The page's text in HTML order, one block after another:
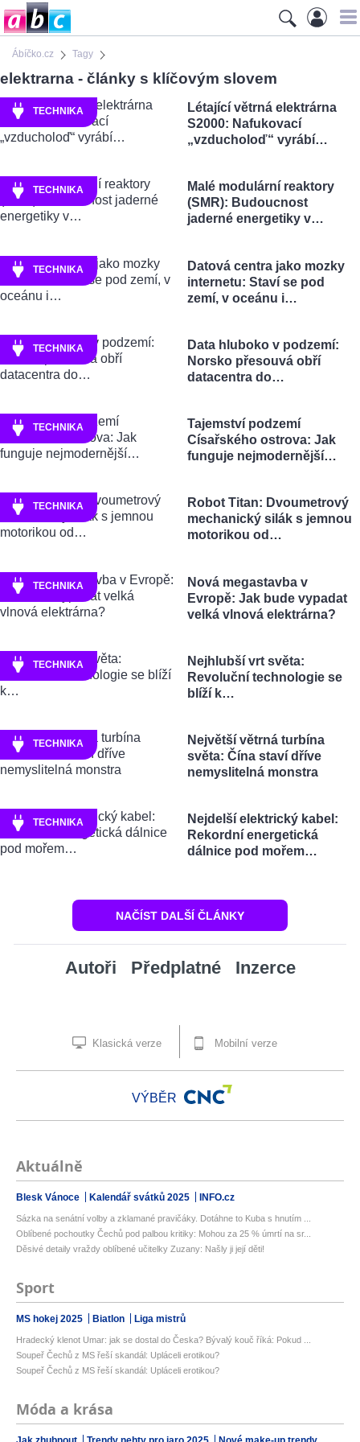
Ábíčko.cz Tagy
elektrarna - články s klíčovým slovem
TECHNIKA
Létající větrná elektrárna
S2000: Nafukovací
„vzducholoď“ vyrábí…
TECHNIKA
Malé modulární reaktory
(SMR): Budoucnost
jaderné energetiky v…
TECHNIKA
Datová centra jako mozky
internetu: Staví se pod
zemí, v oceánu i…
TECHNIKA
Data hluboko v podzemí:
Norsko přesouvá obří
datacentra do…
TECHNIKA
Tajemství podzemí
Císařského ostrova: Jak
funguje nejmodernější…
TECHNIKA
Robot Titan: Dvoumetrový
mechanický silák s jemnou
motorikou od…
TECHNIKA
Nová megastavba v
Evropě: Jak bude vypadat
velká vlnová elektrárna?
TECHNIKA
Nejhlubší vrt světa:
Revoluční technologie se
blíží k…
TECHNIKA
Největší větrná turbína
světa: Čína staví dříve
nemyslitelná monstra
TECHNIKA
Nejdelší elektrický kabel:
Rekordní energetická
dálnice pod mořem…
NAČÍST DALŠÍ ČLÁNKY
Autoři Předplatné Inzerce
Klasická verze Mobilní verze
VÝBĚR
Aktuálně
Blesk Vánoce Kalendář svátků 2025 INFO.cz
Sázka na senátní volby a zklamané pravičáky. Dotáhne to Kuba s hnutím ...
Oblíbené pochoutky Čechů pod palbou kritiky: Mohou za 25 % úmrtí na sr...
Děsivé detaily vraždy oblíbené učitelky Zuzany: Našly ji její děti!
Sport
MS hokej 2025 Biatlon Liga mistrů
Hradecký klenot Umar: jak se dostal do Česka? Bývalý kouč říká: Pokud ...
Soupeř Čechů z MS řeší skandál: Upláceli erotikou?
Soupeř Čechů z MS řeší skandál: Upláceli erotikou?
Móda a krása